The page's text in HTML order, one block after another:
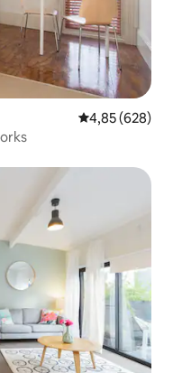
Évaluation
4,85 (628)